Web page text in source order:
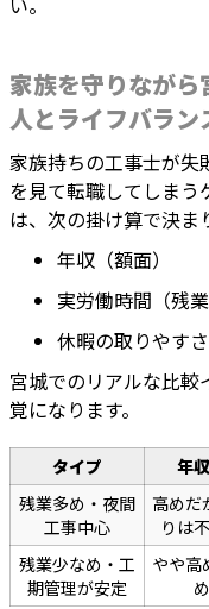
家族を守りなが
人とライフバラン
家族持ちの工事士が失
を見て転職してしまう
は、次の掛け算で決ま
年収（額面）
実労働時間（残
休暇の取りやす
宮城でのリアルな比
覚になります。
タイプ 年
残業多め・夜間
工事中心
高めだ
りは
残業少なめ・工
期管理が安定
やや高
め